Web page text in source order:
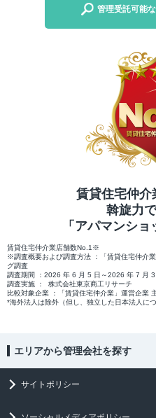
管理受託可能
賃貸住宅仲介
斡旋力
「アパマンショ
賃貸住宅仲介業店舗数No.1※
※調査概要および調査方法 ：「賃貸住宅仲介
グ調査
調査期間 ：2026 年 6 月 5 日～2026 年 7 月 3
調査実施 ： 株式会社東京商工リサーチ
比較対象企業 ：「賃貸住宅仲介業」運営企業
*海外法人は除外（但し、独立した日本法人に
エリアから管理会社を探す
サイトポリシー